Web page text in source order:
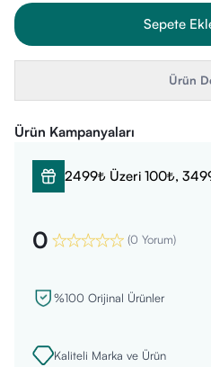
Sepete
Ürün
Ürün Kampanyaları
2499₺ Üzeri 100₺,
0 (0 Yorum)
%100 Orijinal Ürünler
Kaliteli Marka ve Ürün